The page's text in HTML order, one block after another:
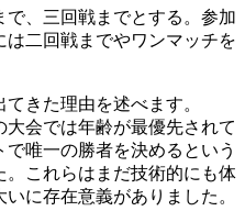
、三回戦までとする。参加
二回戦までやワンマッチを
きた理由を述べます。
会では年齢が最優先されて
唯一の勝者を決めるという
。これらはまだ技術的にも体
に存在意義がありました。